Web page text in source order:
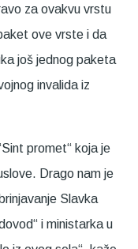
za ovakvu vrstu
ove vrste i da
još jednog paketa
invalida iz
promet“ koja je
Drago nam je
Slavka
i ministarka u